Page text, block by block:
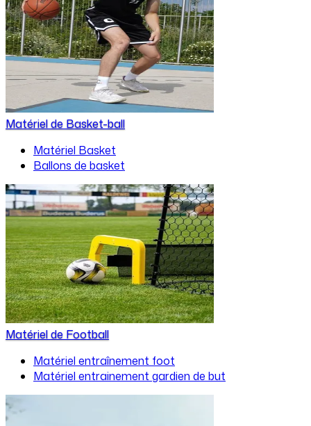
Matériel de Basket-ball
Matériel Basket
Ballons de basket
Matériel de Football
Matériel entraînement foot
Matériel entrainement gardien de but